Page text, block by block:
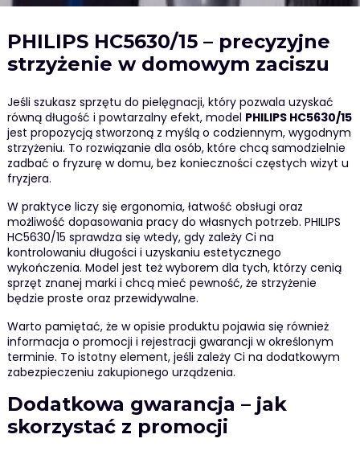
PHILIPS HC5630/15 – precyzyjne
strzyżenie w domowym zaciszu
Jeśli szukasz sprzętu do pielęgnacji, który pozwala uzyskać
równą długość i powtarzalny efekt, model PHILIPS HC5630/15
jest propozycją stworzoną z myślą o codziennym, wygodnym
strzyżeniu. To rozwiązanie dla osób, które chcą samodzielnie
zadbać o fryzurę w domu, bez konieczności częstych wizyt u
fryzjera.
W praktyce liczy się ergonomia, łatwość obsługi oraz
możliwość dopasowania pracy do własnych potrzeb. PHILIPS
HC5630/15 sprawdza się wtedy, gdy zależy Ci na
kontrolowaniu długości i uzyskaniu estetycznego
wykończenia. Model jest też wyborem dla tych, którzy cenią
sprzęt znanej marki i chcą mieć pewność, że strzyżenie
będzie proste oraz przewidywalne.
Warto pamiętać, że w opisie produktu pojawia się również
informacja o promocji i rejestracji gwarancji w określonym
terminie. To istotny element, jeśli zależy Ci na dodatkowym
zabezpieczeniu zakupionego urządzenia.
Dodatkowa gwarancja – jak
skorzystać z promocji